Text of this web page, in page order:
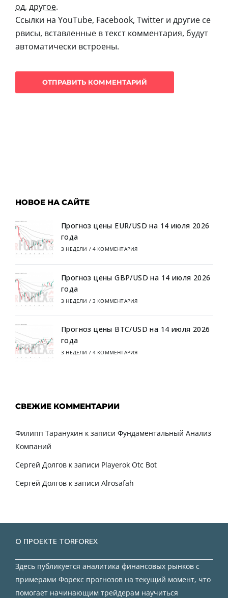
од, другое.
Ссылки на YouTube, Facebook, Twitter и другие се
рвисы, вставленные в текст комментария, будут
автоматически встроены.
НОВОЕ НА САЙТЕ
Прогноз цены EUR/USD на 14 июля 2026
года
3 НЕДЕЛИ / 4 КОММЕНТАРИЯ
Прогноз цены GBP/USD на 14 июля 2026
года
3 НЕДЕЛИ / 3 КОММЕНТАРИЯ
Прогноз цены BTC/USD на 14 июля 2026
года
3 НЕДЕЛИ / 4 КОММЕНТАРИЯ
СВЕЖИЕ КОММЕНТАРИИ
Филипп Таранухин к записи Фундаментальный Анализ
Компаний
Сергей Долгов к записи Playerok Otc Bot
Сергей Долгов к записи Alrosafah
О ПРОЕКТЕ TORFOREX
Здесь публикуется аналитика финансовых рынков с
примерами Форекс прогнозов на текущий момент, что
помогает начинающим трейдерам научиться